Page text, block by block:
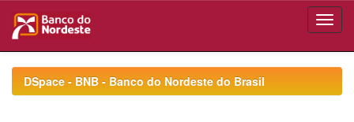
navigationDSpace - BNB - Banco do Nordeste do Brasil